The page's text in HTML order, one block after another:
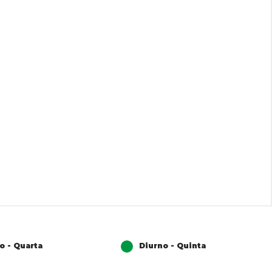
- Quarta Diurno - Quinta